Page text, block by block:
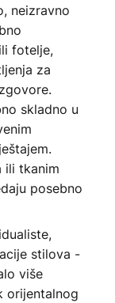
neizravno
fotelje,
za
skladno u
ili tkanim
posebno
stilova -
više
orijentalnog